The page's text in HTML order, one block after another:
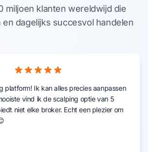
miljoen klanten wereldwijd die
dagelijks succesvol handelen
platform! Ik kan alles precies aanpassen
vind ik de scalping optie van 5
niet elke broker. Echt een plezier om